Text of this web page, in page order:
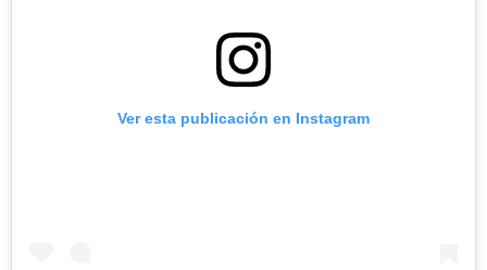
Ver esta publicación en Instagram